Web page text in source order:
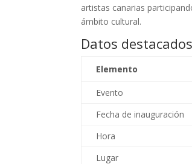
artistas canarias
ámbito cultural.
Datos
Elemento
Evento
Fecha de inauguración
Hora
Lugar